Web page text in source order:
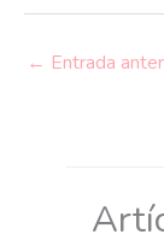
← Entrada